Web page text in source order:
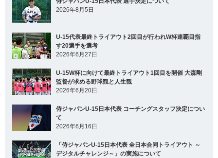
2026年8月5日
U-15代表最終トライアウト2回目が行われW杯連覇目指
す20選手を選考
2026年6月27日
U-15W杯に向けて最終トライアウト1回目を開催 大森剛
監督が求める野球観と人生観
2026年6月20日
侍ジャパンU-15日本代表 コーチングスタッフ決定につい
て
2026年6月16日
「侍ジャパンU-15日本代表 全日本合同トライアウト ～
デジタルチャレンジ～」の実施について